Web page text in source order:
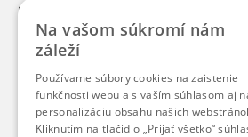
Náš príbeh
Kontakt
Kariéra
Blog
Pre médiá
Na vašom súkromí nám
záleží
Používame súbory cookies na zaistenie
funkčnosti webu a s vaším súhlasom aj
personalizáciu obsahu našich
Kliknutím na tlačidlo „Prijať všetko“